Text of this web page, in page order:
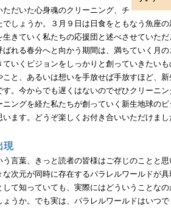
ただいた心身魂のクリーニング、チ
でしょうか。３月９日は日食をともなう魚座
きていく私たちの応援団と述べさせていただ
れる春分へと向かう期間は、満ちていく月
いくビジョンをしっかりと創っていきたいも
と、あるいは想いを手放せば手放すほど、
。今からでも遅くはないのでぜひクリーニ
ングを経た私たちが創っていく新生地球の
ます。どうぞ楽しくお付き合いいただけまし
現
言葉、きっと読者の皆様はご存じのことと
な次元が同時に存在するパラレルワールドが
て知っていても、実際にはどういうことなの
うか。でも実は、パラレルワールドはいつ